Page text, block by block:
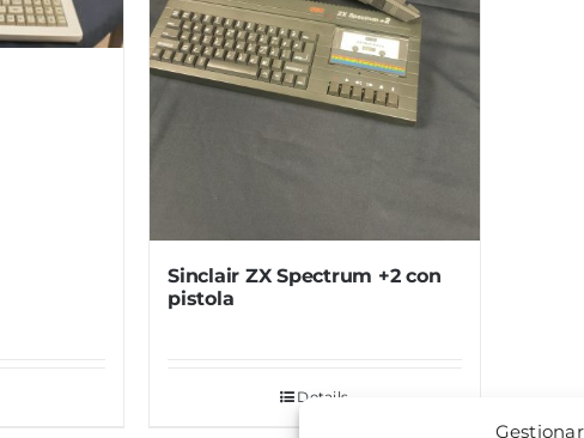
Sinclair ZX Spectrum +2 con
pistola
Details